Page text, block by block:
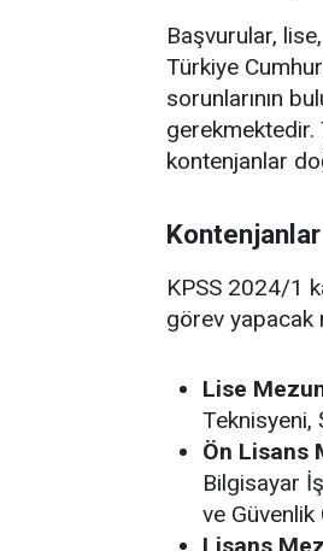
Başvurular,
Türkiye
sorunlarının
gerekmektedir.
kontenjanlar
KPSS 2024/1
görev yapacak
Lise
Teknisyeni,
Ön Lisans
Bilgisayar
ve Güvenlik